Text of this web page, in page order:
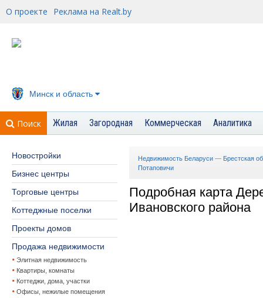
О проекте Реклама на Realt.by
Минск и область
Поиск Жилая Загородная Коммерческая Аналитика
Новостройки
Бизнес центры
Торговые центры
Коттеджные поселки
Проекты домов
Продажа недвижимости
Элитная недвижимость
Квартиры, комнаты
Коттеджи, дома, участки
Офисы, нежилые помещения
Недвижимость Беларуси — Брестская
Потаповичи
Подробная карта
Ивановского района